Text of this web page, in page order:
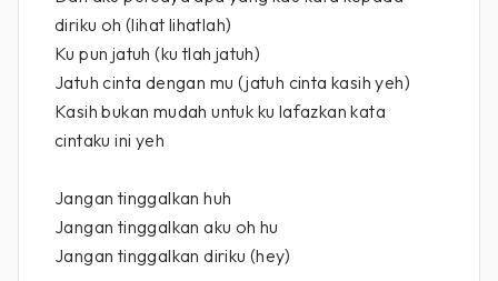
diriku oh (lihat lihatlah)
Ku pun jatuh (ku tlah jatuh)
Jatuh cinta dengan mu (jatuh cinta kasih yeh)
Kasih bukan mudah untuk ku lafazkan kata
cintaku ini yeh
Jangan tinggalkan huh
Jangan tinggalkan aku oh hu
Jangan tinggalkan diriku (hey)